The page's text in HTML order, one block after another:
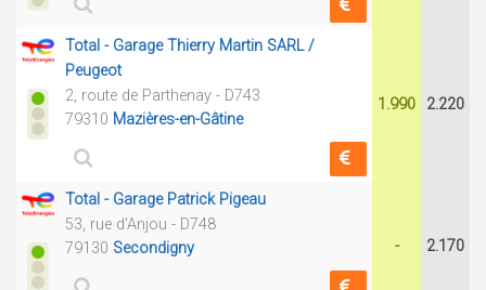
Total - Garage Thierry Martin SARL /
Peugeot
2, route de Parthenay - D743
79310 Mazières-en-Gâtine
1.990 2.220
Total - Garage Patrick Pigeau
53, rue d'Anjou - D748
79130 Secondigny - 2.170